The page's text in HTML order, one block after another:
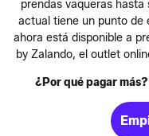
prendas vaqueras
actual tiene un punto de
ahora está disponible a
by Zalando, el outlet
¿Por qué pagar